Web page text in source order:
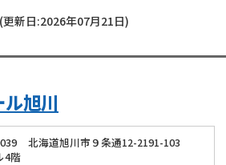
(更新日:2026年07月21日)
旭川
北海道旭川市９条通12-2191-103
4階